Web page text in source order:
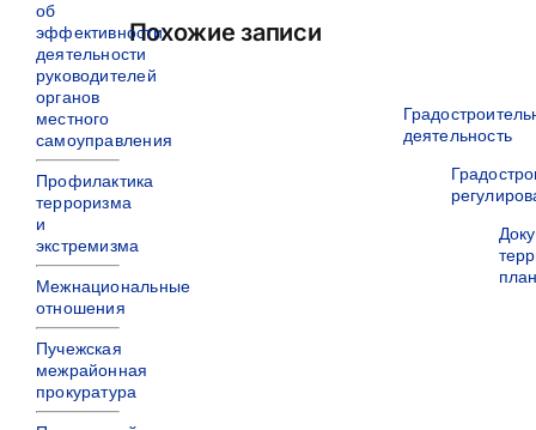
Похожие записи
об
эффективности
деятельности
руководителей
органов
местного
самоуправления
Профилактика
терроризма
и
экстремизма
Межнациональные
отношения
Пучежская
межрайонная
прокуратура
деятельность